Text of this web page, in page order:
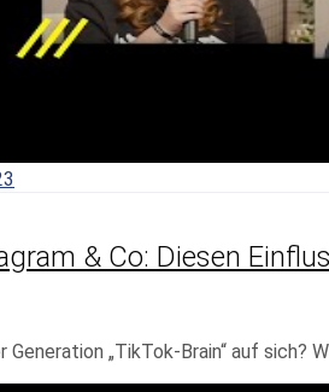
& Co: Diesen
Generation „TikTok-Brain“ auf sich?